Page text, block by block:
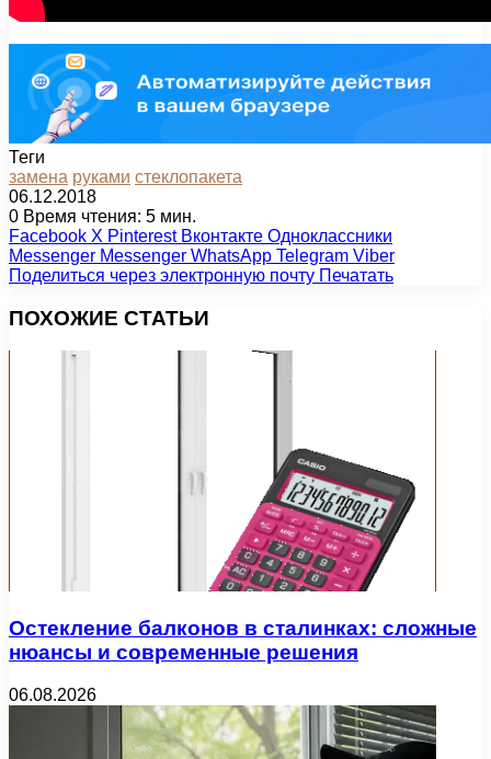
Теги
замена руками стеклопакета
06.12.2018
0 Время чтения: 5 мин.
Facebook X Pinterest Вконтакте Одноклассники
Messenger Messenger WhatsApp Telegram Viber
Поделиться через электронную почту Печатать
ПОХОЖИЕ СТАТЬИ
Остекление балконов в сталинках: сложные
нюансы и современные решения
06.08.2026